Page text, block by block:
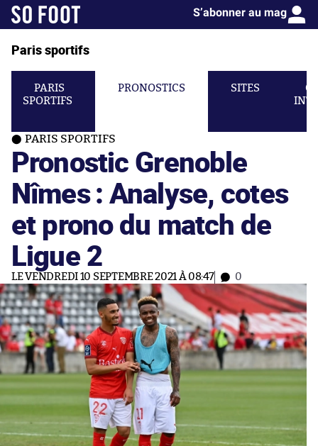
S’abonner au mag
Paris sportifs
PARIS
SPORTIFS
PRONOSTICS SITES
PARIS SPORTIFS
Pronostic Grenoble
Nîmes : Analyse, cotes
et prono du match de
Ligue 2
LE VENDREDI 10 SEPTEMBRE 2021 À 08:47 0